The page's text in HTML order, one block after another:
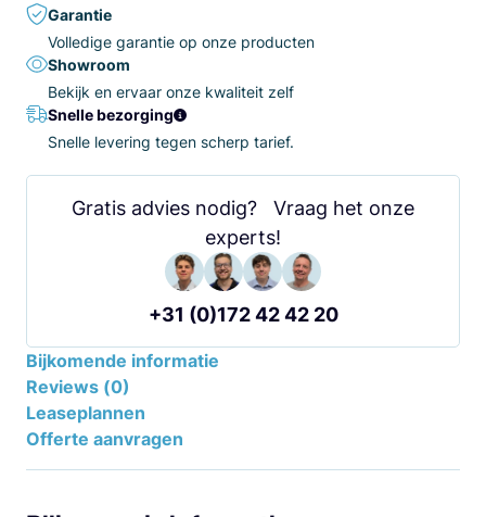
Garantie
Volledige garantie op onze producten
Showroom
Bekijk en ervaar onze kwaliteit zelf
Snelle bezorging
Snelle levering tegen scherp tarief.
Gratis advies nodig? Vraag het onze
experts!
+31 (0)172 42 42 20
Bijkomende informatie
Reviews (0)
Leaseplannen
Offerte aanvragen